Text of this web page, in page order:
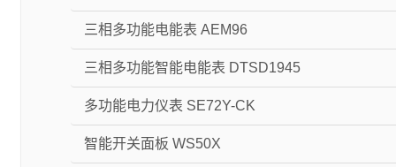
三相多功能电能表 AEM96
三相多功能智能电能表 DTSD1945
多功能电力仪表 SE72Y-CK
智能开关面板 WS50X